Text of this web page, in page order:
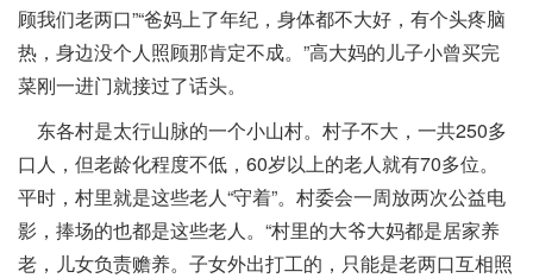
顾我们老两口”“爸妈上了年纪，身体都不大好，有个头疼脑
热，身边没个人照顾那肯定不成。”高大妈的儿子小曾买完
菜刚一进门就接过了话头。
东各村是太行山脉的一个小山村。村子不大，一共250多
口人，但老龄化程度不低，60岁以上的老人就有70多位。
平时，村里就是这些老人“守着”。村委会一周放两次公益电
影，捧场的也都是这些老人。“村里的大爷大妈都是居家养
老，儿女负责赡养。子女外出打工的，只能是老两口互相照